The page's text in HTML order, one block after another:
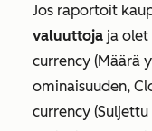
Jos raportoit
valuuttoja ja
currency (Määrä
ominaisuuden,
currency